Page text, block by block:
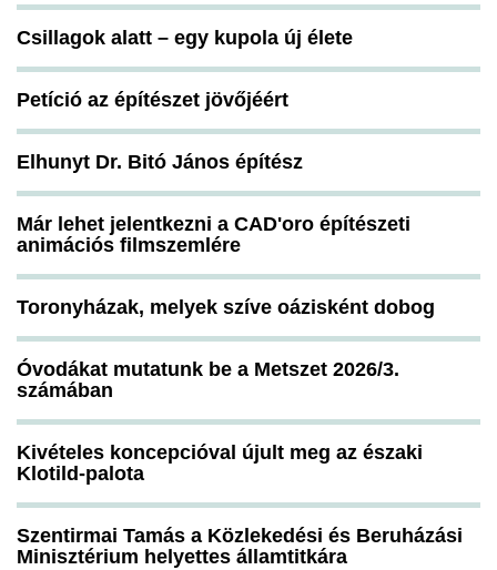
Csillagok alatt – egy kupola új élete
Petíció az építészet jövőjéért
Elhunyt Dr. Bitó János építész
Már lehet jelentkezni a CAD'oro építészeti
animációs filmszemlére
Toronyházak, melyek szíve oázisként dobog
Óvodákat mutatunk be a Metszet 2026/3.
számában
Kivételes koncepcióval újult meg az északi
Klotild-palota
Szentirmai Tamás a Közlekedési és Beruházási
Minisztérium helyettes államtitkára